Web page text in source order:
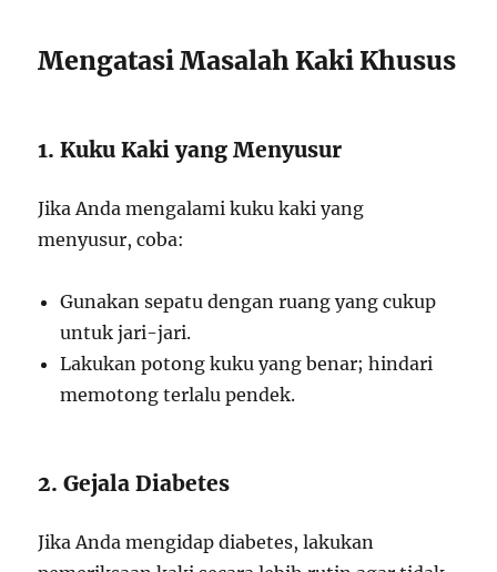
Mengatasi Masalah Kaki Khusus
1. Kuku Kaki yang Menyusur
Jika Anda mengalami kuku kaki yang
menyusur, coba:
Gunakan sepatu dengan ruang yang cukup
untuk jari-jari.
Lakukan potong kuku yang benar; hindari
memotong terlalu pendek.
2. Gejala Diabetes
Jika Anda mengidap diabetes, lakukan